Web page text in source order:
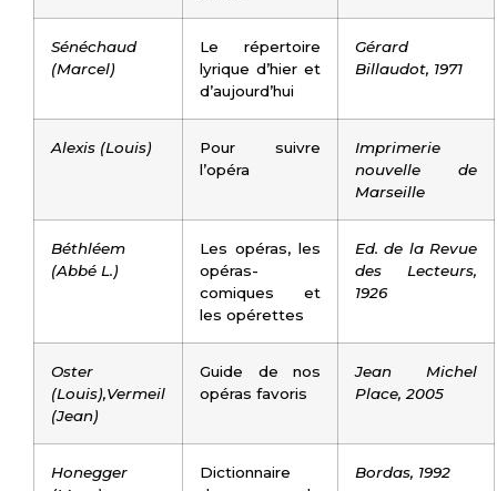
Sénéchaud
(Marcel)
Le répertoire
lyrique d’hier et
d’aujourd’hui
Gérard
Billaudot, 1971
Alexis (Louis)
Pour suivre
l’opéra
Imprimerie
nouvelle de
Marseille
Béthléem
(Abbé L.)
Les opéras, les
opéras-
comiques et
les opérettes
Ed. de la Revue
des Lecteurs,
1926
Oster
(Louis),Vermeil
(Jean)
Guide de nos
opéras favoris
Jean Michel
Place, 2005
Honegger
Dictionnaire
Bordas, 1992